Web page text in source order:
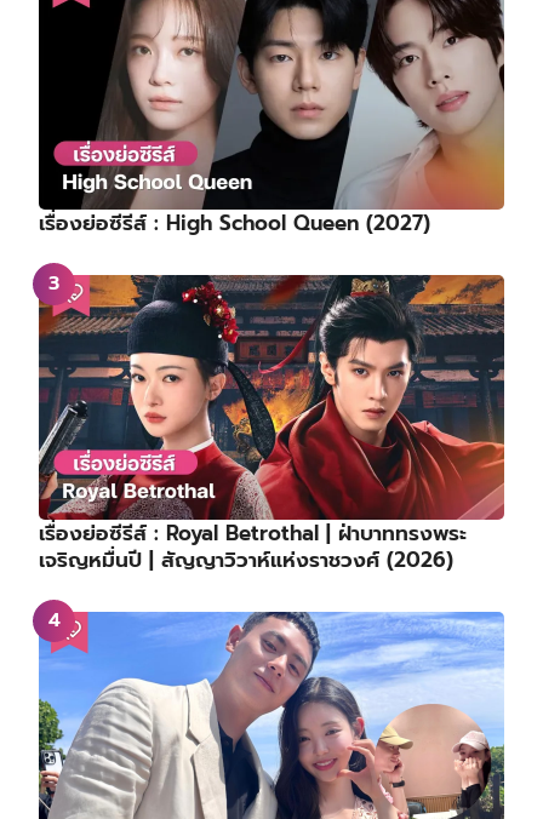
เรื่องย่อซีรีส์ : High School Queen (2027)
เรื่องย่อซีรีส์ : Royal Betrothal | ฝ่าบาททรงพระ
เจริญหมื่นปี | สัญญาวิวาห์แห่งราชวงศ์ (2026)